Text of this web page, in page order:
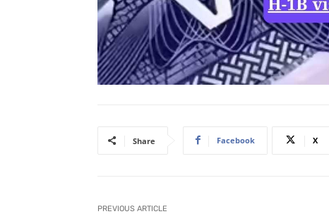
Share Facebook X
PREVIOUS ARTICLE